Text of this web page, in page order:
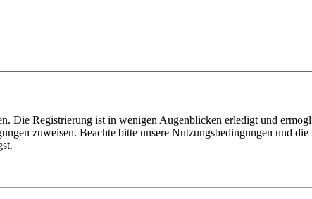
Die Registrierung ist in wenigen Augenblicken erledigt und
zuweisen. Beachte bitte unsere Nutzungsbedingungen und